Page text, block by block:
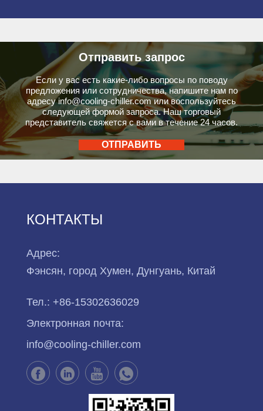
Отправить запрос
Если у вас есть какие-либо вопросы по поводу
предложения или сотрудничества, напишите нам по
адресуinfo@cooling-chiller.comили воспользуйтесь
следующей формой запроса. Наш торговый
представитель свяжется с вами в течение 24 часов.
ОТПРАВИТЬ
КОНТАКТЫ
Адрес:
Фэнсян, город Хумен, Дунгуань, Китай
Тел.: +86-15302636029
Электронная почта:
info@cooling-chiller.com